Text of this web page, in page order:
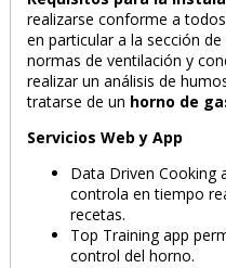
realizarse conforme a
en particular a la sección
normas de ventilación y
realizar un análisis de
tratarse de un horno de
Servicios Web y App
Data Driven Cooking
controla en tiempo
recetas.
Top Training app
control del horno.